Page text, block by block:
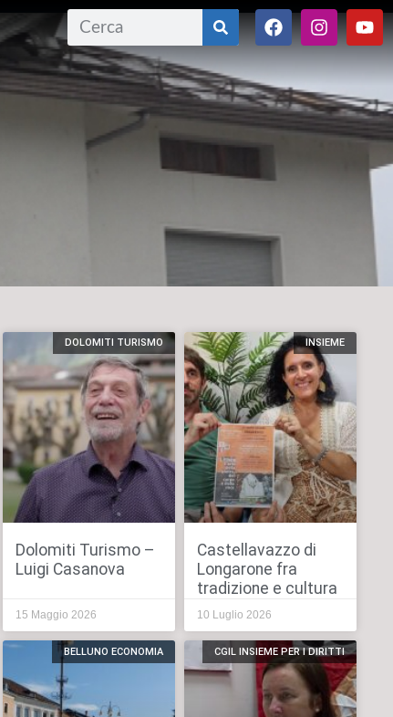
DOLOMITI TURISMO
Dolomiti Turismo –
Luigi Casanova
15 Maggio 2026
INSIEME
Castellavazzo di
Longarone fra
tradizione e cultura
10 Luglio 2026
BELLUNO ECONOMIA CGIL INSIEME PER I DIRITTI